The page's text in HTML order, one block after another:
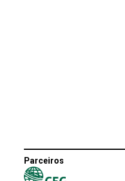
Parceiros